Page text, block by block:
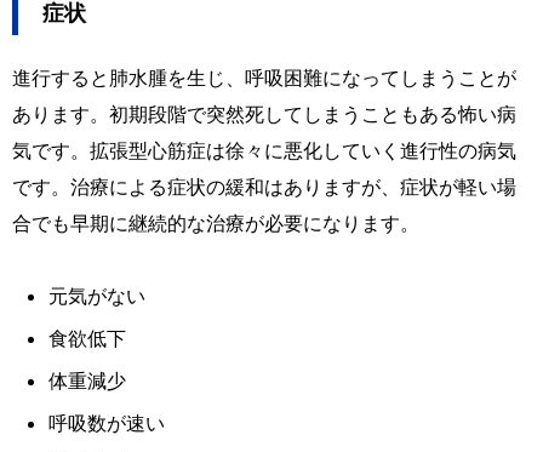
症状
進行すると肺水腫を生じ、呼吸困難になってしまうことが
あります。初期段階で突然死してしまうこともある怖い病
気です。拡張型心筋症は徐々に悪化していく進行性の病気
です。治療による症状の緩和はありますが、症状が軽い場
合でも早期に継続的な治療が必要になります。
元気がない
食欲低下
体重減少
呼吸数が速い